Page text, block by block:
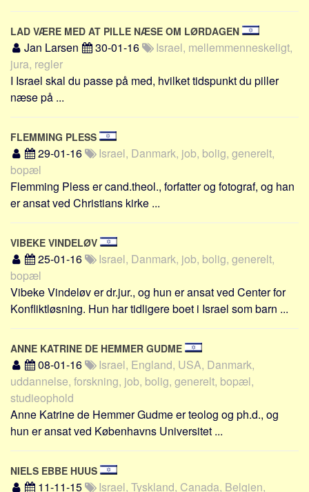
LAD VÆRE MED AT PILLE NÆSE OM LØRDAGEN
Jan Larsen 30-01-16
Israel, mellemmenneskeligt,
jura, regler
I Israel skal du passe på med, hvilket tidspunkt du piller
næse på ...
FLEMMING PLESS
29-01-16
Israel, Danmark, job, bolig, generelt,
bopæl
Flemming Pless er cand.theol., forfatter og fotograf, og han
er ansat ved Christians kirke ...
VIBEKE VINDELØV
25-01-16
Israel, Danmark, job, bolig, generelt,
bopæl
Vibeke Vindeløv er dr.jur., og hun er ansat ved Center for
Konfliktløsning. Hun har tidligere boet i Israel som barn ...
ANNE KATRINE DE HEMMER GUDME
08-01-16
Israel, England, USA, Danmark,
uddannelse, forskning, job, bolig, generelt, bopæl,
studieophold
Anne Katrine de Hemmer Gudme er teolog og ph.d., og
hun er ansat ved Københavns Universitet ...
NIELS EBBE HUUS
11-11-15 Israel, Tyskland, Canada, Belgien,